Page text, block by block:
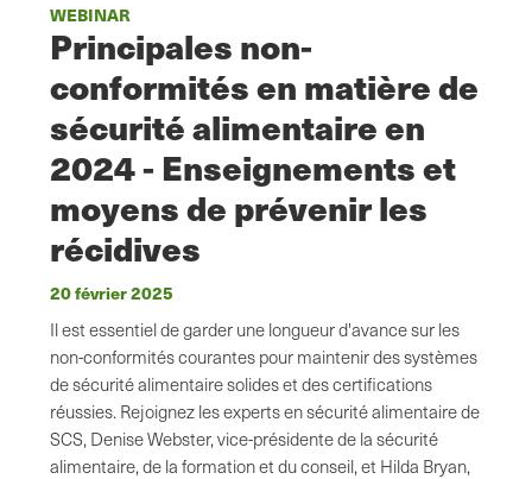
WEBINAR
Principales non-
conformités en matière de
sécurité alimentaire en
2024 - Enseignements et
moyens de prévenir les
récidives
20 février 2025
Il est essentiel de garder une longueur d'avance sur les
non-conformités courantes pour maintenir des systèmes
de sécurité alimentaire solides et des certifications
réussies. Rejoignez les experts en sécurité alimentaire de
SCS, Denise Webster, vice-présidente de la sécurité
alimentaire, de la formation et du conseil, et Hilda Bryan,